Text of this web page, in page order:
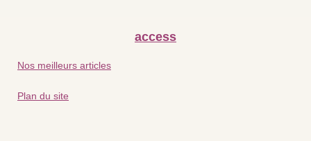
access
Nos meilleurs articles
Plan du site